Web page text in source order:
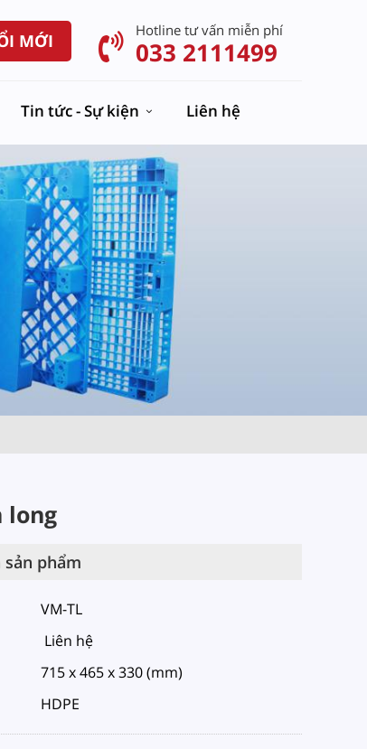
MỚI Hotline tư vấn miễn phí
033 2111499
Tin tức - Sự kiện Liên hệ
long
phẩm
VM-TL
Liên hệ
715 x 465 x 330 (mm)
HDPE